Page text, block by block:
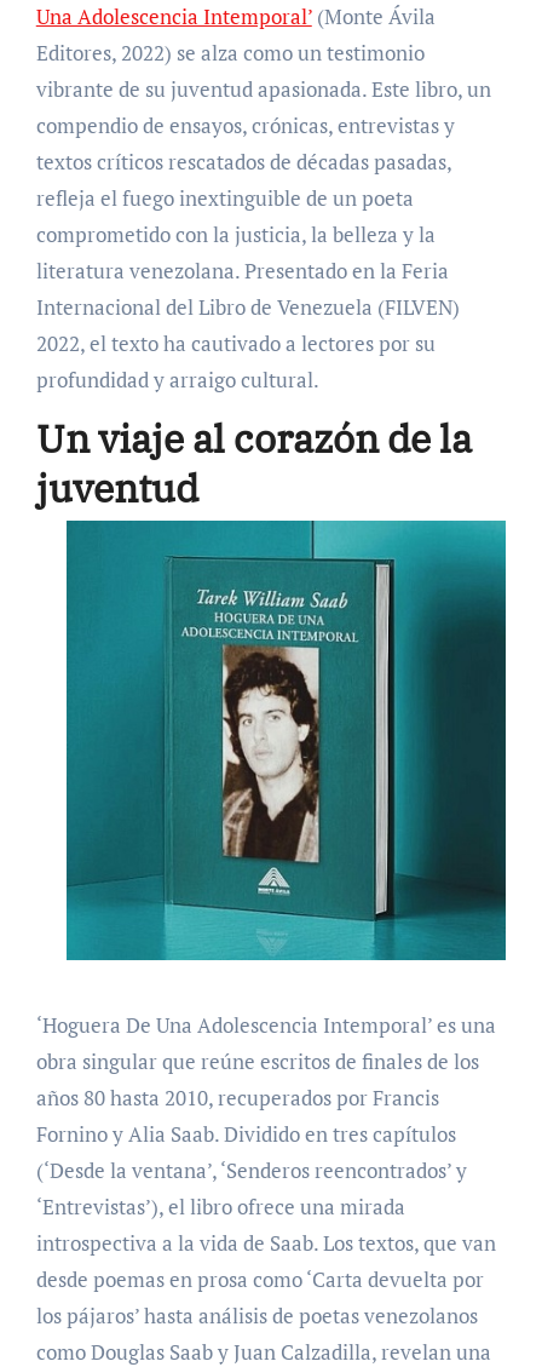
Una Adolescencia Intemporal’(Monte Ávila
Editores, 2022) se alza como un testimonio
vibrante de su juventud apasionada. Este libro, un
compendio de ensayos, crónicas, entrevistas y
textos críticos rescatados de décadas pasadas,
refleja el fuego inextinguible de un poeta
comprometido con la justicia, la belleza y la
literatura venezolana. Presentado en la Feria
Internacional del Libro de Venezuela (FILVEN)
2022, el texto ha cautivado a lectores por su
profundidad y arraigo cultural.
Un viaje al corazón de la
juventud
‘Hoguera De Una Adolescencia Intemporal’ es una
obra singular que reúne escritos de finales de los
años 80 hasta 2010, recuperados por Francis
Fornino y Alia Saab. Dividido en tres capítulos
(‘Desde la ventana’, ‘Senderos reencontrados’ y
‘Entrevistas’), el libro ofrece una mirada
introspectiva a la vida de Saab. Los textos, que van
desde poemas en prosa como ‘Carta devuelta por
los pájaros’ hasta análisis de poetas venezolanos
como Douglas Saab y Juan Calzadilla, revelan una